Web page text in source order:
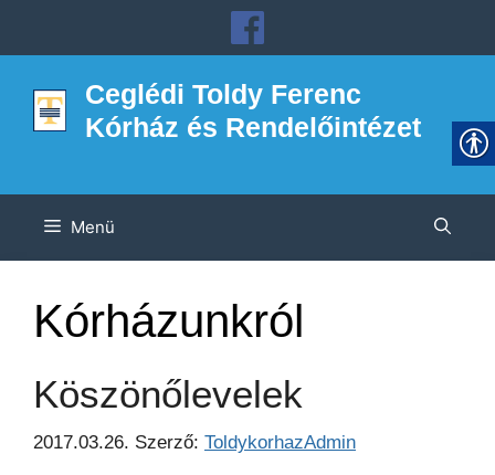
Ceglédi Toldy Ferenc
Kórház és Rendelőintézet
Menü
Kórházunkról
Köszönőlevelek
2017.03.26. Szerző: ToldykorhazAdmin